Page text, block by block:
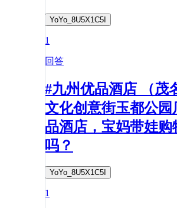
YoYo_8U5X1C5I
1
回答
#九州优品酒店 （茂
文化创意街玉都公园
品酒店，宝妈带娃
吗？
YoYo_8U5X1C5I
1